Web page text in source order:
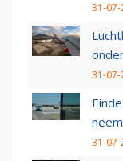
31-07-
31-
31-07-